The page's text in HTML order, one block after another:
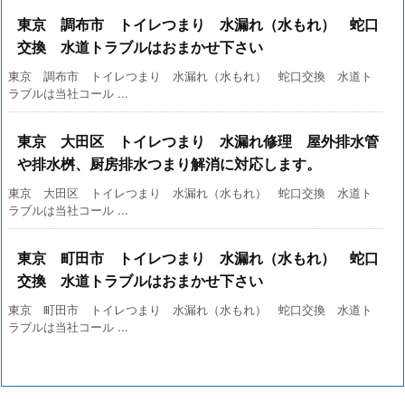
東京 調布市 トイレつまり 水漏れ（水もれ） 蛇口
交換 水道トラブルはおまかせ下さい
東京 調布市 トイレつまり 水漏れ（水もれ） 蛇口交換 水道ト
ラブルは当社コール ...
東京 大田区 トイレつまり 水漏れ修理 屋外排水管
や排水桝、厨房排水つまり解消に対応します。
東京 大田区 トイレつまり 水漏れ（水もれ） 蛇口交換 水道ト
ラブルは当社コール ...
東京 町田市 トイレつまり 水漏れ（水もれ） 蛇口
交換 水道トラブルはおまかせ下さい
東京 町田市 トイレつまり 水漏れ（水もれ） 蛇口交換 水道ト
ラブルは当社コール ...